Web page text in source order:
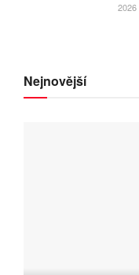
2026
Nejnovější